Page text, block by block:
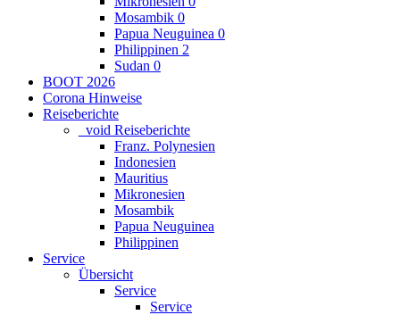
Mosambik 0
Papua Neuguinea 0
Philippinen 2
Sudan 0
BOOT 2026
Corona Hinweise
Reiseberichte
_void Reiseberichte
Franz. Polynesien
Indonesien
Mauritius
Mikronesien
Mosambik
Papua Neuguinea
Philippinen
Service
Übersicht
Service
Service